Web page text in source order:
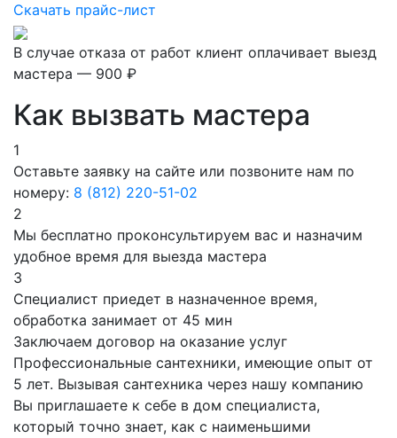
Скачать прайс-лист
В случае отказа от работ клиент оплачивает выезд
мастера — 900 ₽
Как вызвать мастера
1
Оставьте заявку на сайте или позвоните нам по
номеру: 8 (812) 220-51-02
2
Мы бесплатно проконсультируем вас и назначим
удобное время для выезда мастера
3
Специалист приедет в назначенное время,
обработка занимает от 45 мин
Заключаем договор на оказание услуг
Профессиональные сантехники, имеющие опыт от
5 лет. Вызывая сантехника через нашу компанию
Вы приглашаете к себе в дом специалиста,
который точно знает, как с наименьшими